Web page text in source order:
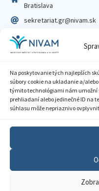
Na poskytovanie tých najlepších
súbory cookie na ukladanie a/
týmito technológiami nám umožní
prehliadaní alebo jedinečné ID na
súhlasu môže nepriaznivo
Bratislava
sekretariat.gr@nivam.sk
IČO: 00164348
DIČ: 2020798714
Zásady